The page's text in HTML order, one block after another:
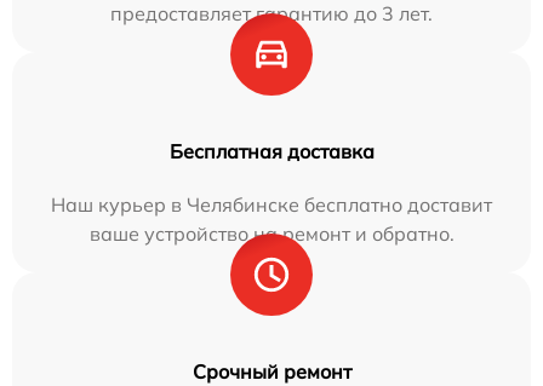
предоставляет гарантию до 3 лет.
Бесплатная доставка
Наш курьер в Челябинске бесплатно доставит
ваше устройство на ремонт и обратно.
Срочный ремонт